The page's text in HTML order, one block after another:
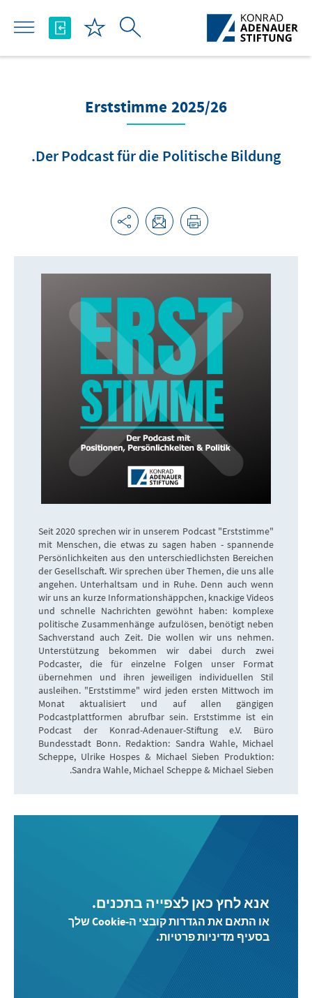
Skip to Main Content
Erststimme 2025/26
Der Podcast für die Politische Bildung.
Seit 2020 sprechen wir in unserem Podcast "Erststimme"
mit Menschen, die etwas zu sagen haben - spannende
Persönlichkeiten aus den unterschiedlichsten Bereichen
der Gesellschaft. Wir sprechen über Themen, die uns alle
angehen. Unterhaltsam und in Ruhe. Denn auch wenn
wir uns an kurze Informationshäppchen, knackige Videos
und schnelle Nachrichten gewöhnt haben: komplexe
politische Zusammenhänge aufzulösen, benötigt neben
Sachverstand auch Zeit. Die wollen wir uns nehmen.
Unterstützung bekommen wir dabei durch zwei
Podcaster, die für einzelne Folgen unser Format
übernehmen und ihren jeweiligen individuellen Stil
ausleihen. "Erststimme" wird jeden ersten Mittwoch im
Monat aktualisiert und auf allen gängigen
Podcastplattformen abrufbar sein. Erststimme ist ein
Podcast der Konrad-Adenauer-Stiftung e.V. Büro
Bundesstadt Bonn. Redaktion: Sandra Wahle, Michael
Scheppe, Ulrike Hospes & Michael Sieben Produktion:
Sandra Wahle, Michael Scheppe & Michael Sieben.
אנא לחץ כאן לצפייה בתכנים.
או התאם את הגדרות קובצי ה-Cookie שלך
בסעיף מדיניות פרטיות.